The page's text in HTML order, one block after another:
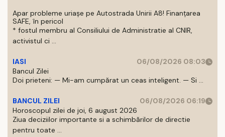
Apar probleme uriașe pe Autostrada Unirii A8! Finanțarea
SAFE, în pericol
* fostul membru al Consiliului de Administratie al CNIR,
activistul ci ...
IASI
06/08/2026 08:03
Bancul Zilei
Doi prieteni: — Mi-am cumpărat un ceas inteligent. — Si ...
BANCUL ZILEI
06/08/2026 06:19
Horoscopul zilei de joi, 6 august 2026
Ziua deciziilor importante si a schimbărilor de directie
pentru toate ...